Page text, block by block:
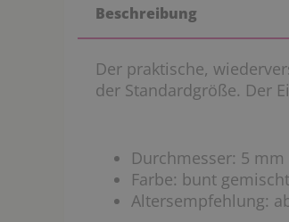
Beschreibung
Der praktische,
der Standardgröße. Der
Durchmesser: 5
Farbe: bunt gemischt
Altersempfehlung: